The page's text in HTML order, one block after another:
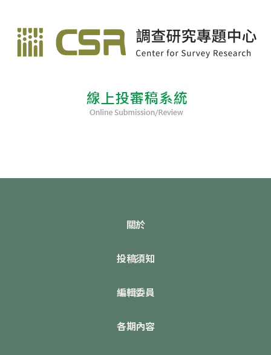
關於
投稿須知
編輯委員
各期內容